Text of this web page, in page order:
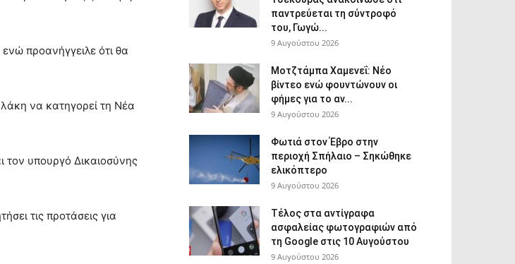
προανήγγειλε ότι θα
να κατηγορεί τη Νέα
υπουργό Δικαιοσύνης
τις προτάσεις για
παντρεύεται τη σύντροφό
του, Γωγώ...
9 Αυγούστου 2026
Μοτζτάμπα Χαμενεΐ: Νέο
βίντεο ενώ φουντώνουν οι
φήμες για το αν...
9 Αυγούστου 2026
Φωτιά στον Έβρο στην
περιοχή Σπήλαιο – Σηκώθηκε
ελικόπτερο
9 Αυγούστου 2026
Τέλος στα αντίγραφα
ασφαλείας φωτογραφιών από
τη Google στις 10 Αυγούστου
9 Αυγούστου 2026